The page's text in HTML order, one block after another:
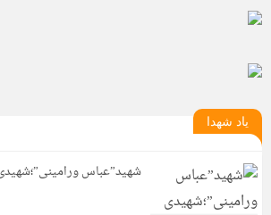
یاد شهدا
شهید”عباس